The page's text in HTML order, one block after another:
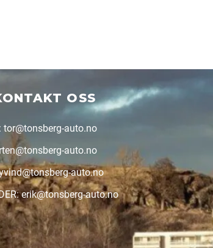
OSS
tor@tonsberg-auto.no
auto.no
auto.no
erik@tonsberg-auto.no